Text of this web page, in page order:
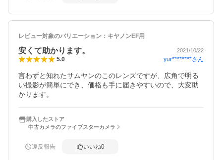
レビュー対象のバリエーション： キヤノンEF用
安くて助かります。 2021/10/22
5.0 yur********さん
言わずと知れたサムヤンのこのレンズですが、広角で明る
い撮影が簡単にでき、価格も手に届きやすいので、大変助
かります。
購入したストア
中古カメラのファイブスターカメラ
違反報告 いいね0